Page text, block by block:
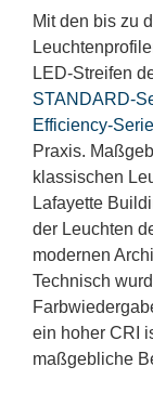
Mit den bis zu
LED-Streifen
STANDARD-
Efficiency-Serie
Praxis.
klassischen
Lafayette
der Leuchten
modernen
Technisch
ein hoher CRI
maßgebliche